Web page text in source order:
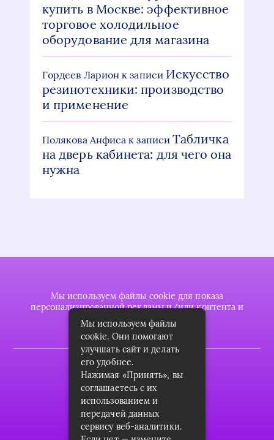
купить в Москве: эффективное
торговое холодильное
оборудование для магазина
Гордеев Ларион к записи Искусство
резинотехники: производство
и применение
Полякова Анфиса к записиТабличка
на дверь кабинета: для чего она
нужна
Мы используем файлы cookie для показа
персонализированной рекламы и/или контента и
анализа нашего трафика.
2022 © plasttrubkomplekt.ru
Карта сайта
Контакты
О проекте
Мы используем файлы
cookie. Они помогают
улучшать сайт и делать
его удобнее.
Нажимая «Принять», вы
соглашаетесь с их
использованием и
передачей данных
сервису веб-аналитики.